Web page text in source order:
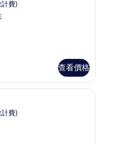
費)
查看價格
迷你吧、書桌、隔音、免費無線上網
費)